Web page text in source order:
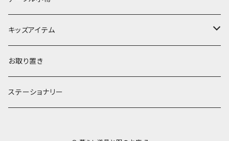
お茶碗
汁椀・丼ぶり
財布・ポーチ
雨傘・日傘
靴・くつした
クッションカバー
スローケット
キッズアイテム
靴
スタイ・エプロン
お取り置き
ステーショナリー